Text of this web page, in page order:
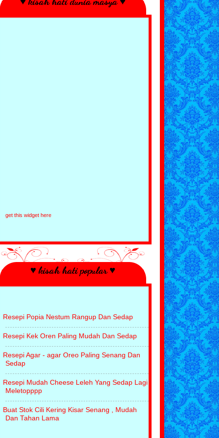
get this widget here
♥ kisah hati popular ♥
Resepi Popia Nestum Rangup Dan Sedap
Resepi Kek Oren Paling Mudah Dan Sedap
Resepi Agar - agar Oreo Paling Senang Dan
Sedap
Resepi Mudah Cheese Leleh Yang Sedap Lagi
Meletopppp
Buat Stok Cili Kering Kisar Senang , Mudah
Dan Tahan Lama